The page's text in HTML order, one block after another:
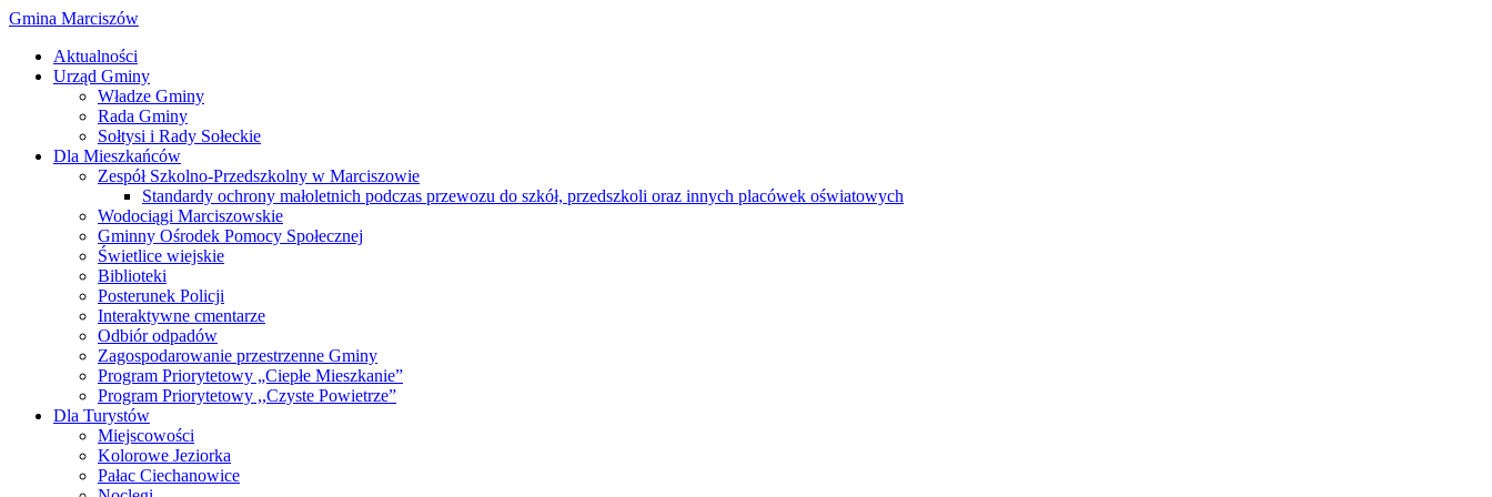
Gmina Marciszów
Aktualności
Urząd Gminy
Władze Gminy
Rada Gminy
Sołtysi i Rady Sołeckie
Dla Mieszkańców
Zespół Szkolno-Przedszkolny w Marciszowie
Standardy ochrony małoletnich podczas przewozu do szkół, przedszkoli oraz innych placówek oświatowych
Wodociągi Marciszowskie
Gminny Ośrodek Pomocy Społecznej
Świetlice wiejskie
Biblioteki
Posterunek Policji
Interaktywne cmentarze
Odbiór odpadów
Zagospodarowanie przestrzenne Gminy
Program Priorytetowy „Ciepłe Mieszkanie”
Program Priorytetowy ,,Czyste Powietrze”
Dla Turystów
Miejscowości
Kolorowe Jeziorka
Pałac Ciechanowice